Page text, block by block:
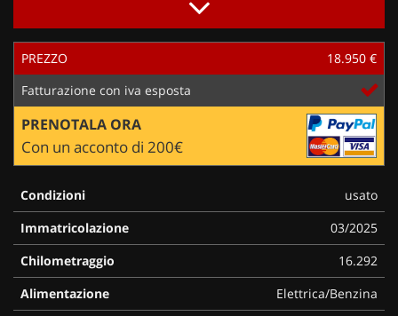
PREZZO
18.950 €
Fatturazione con iva esposta
PRENOTALA ORA
Con un acconto di 200€
Condizioni
usato
Immatricolazione
03/2025
Chilometraggio
16.292
Alimentazione
Elettrica/Benzina